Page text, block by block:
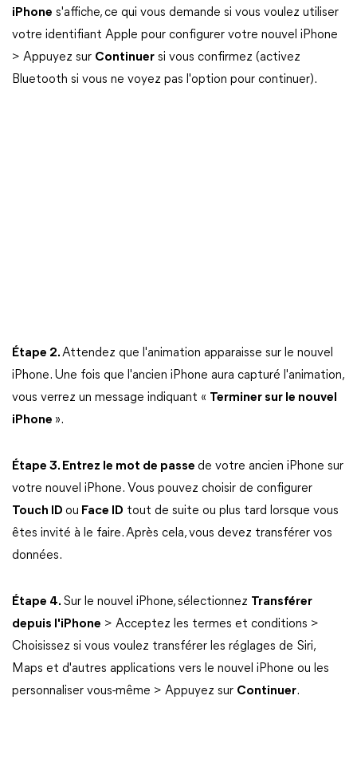
iPhone s'affiche, ce qui vous demande si vous voulez utiliser
votre identifiant Apple pour configurer votre nouvel iPhone
> Appuyez sur Continuer si vous confirmez (activez
Bluetooth si vous ne voyez pas l'option pour continuer).
Étape 2.Attendez que l'animation apparaisse sur le nouvel
iPhone. Une fois que l'ancien iPhone aura capturé l'animation,
vous verrez un message indiquant « Terminer sur le nouvel
iPhone ».
Étape 3. Entrez le mot de passe de votre ancien iPhone sur
votre nouvel iPhone. Vous pouvez choisir de configurer
Touch ID ou Face ID tout de suite ou plus tard lorsque vous
êtes invité à le faire. Après cela, vous devez transférer vos
données.
Étape 4. Sur le nouvel iPhone, sélectionnez Transférer
depuis l'iPhone > Acceptez les termes et conditions >
Choisissez si vous voulez transférer les réglages de Siri,
Maps et d'autres applications vers le nouvel iPhone ou les
personnaliser vous-même > Appuyez sur Continuer.